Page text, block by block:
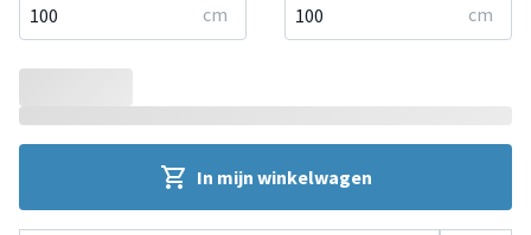
cm
cm
In mijn winkelwagen